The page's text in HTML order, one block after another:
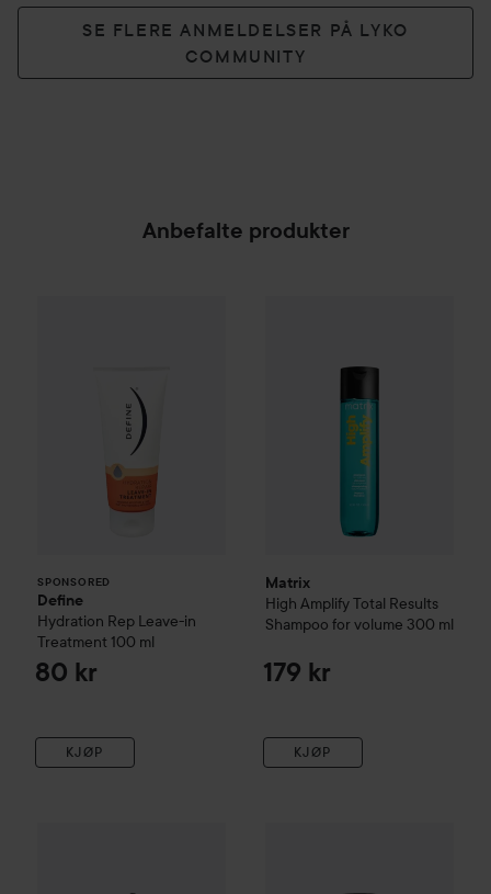
SE FLERE ANMELDELSER PÅ LYKO
COMMUNITY
Anbefalte produkter
SPONSORED
Define
Hydration Rep Leave-in
Treatment 100 ml
80 kr
KJØP
Matrix
High AmplifyTotal Results
Shampoo for volume 300 ml
179 kr
KJØP